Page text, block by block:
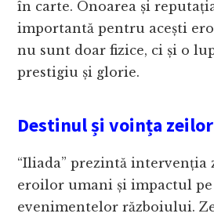
în carte. Onoarea și
importantă pentru acești
nu sunt doar fizice, ci și o
prestigiu și glorie.
Destinul și voința zeilor
“Iliada” prezintă
eroilor umani și impactul
evenimentelor războiului.